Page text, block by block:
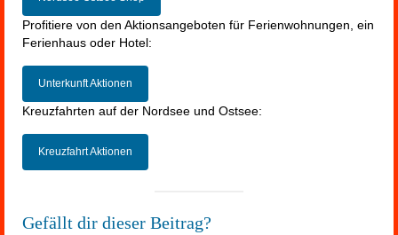
Profitiere von den Aktionsangeboten für Ferienwohnungen, ein
Ferienhaus oder Hotel:
Unterkunft Aktionen
Kreuzfahrten auf der Nordsee und Ostsee:
Kreuzfahrt Aktionen
Gefällt dir dieser Beitrag?